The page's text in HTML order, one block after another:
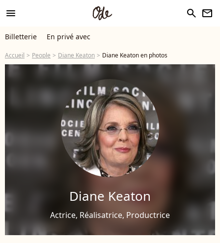
menu search newsletter
Billetterie En privé avec
Accueil People Diane Keaton Diane Keaton en photos
Diane Keaton
Actrice, Réalisatrice, Productrice